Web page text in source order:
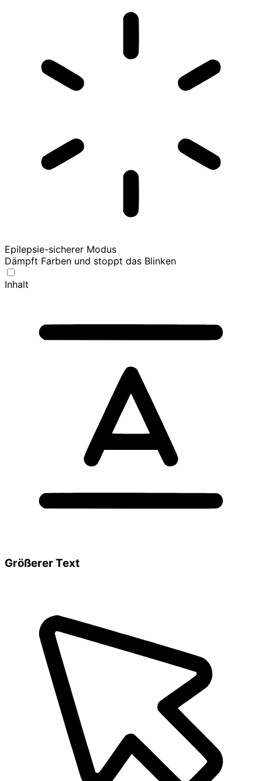
Epilepsie-sicherer Modus
Dämpft Farben und stoppt das Blinken
Inhalt
Größerer Text